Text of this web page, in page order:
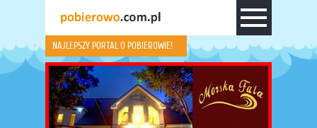
NAJLEPSZY PORTAL O POBIEROWIE!